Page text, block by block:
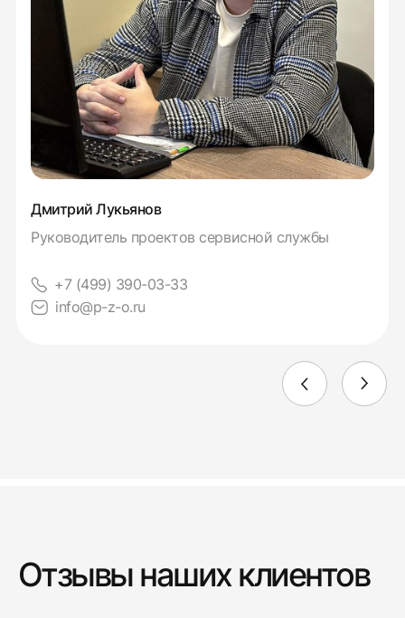
Дмитрий Лукьянов
Руководитель проектов сервисной службы
+7 (499) 390-03-33
info@p-z-o.ru
Отзывы наших клиентов